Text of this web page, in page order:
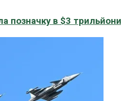
позначку в $3 трильйони